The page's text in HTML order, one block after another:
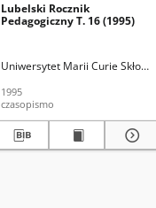
Lubelski Rocznik
Pedagogiczny T. 16 (1995)
Uniwersytet Marii Curie
1995
czasopismo